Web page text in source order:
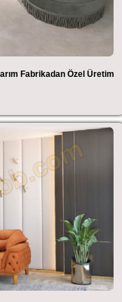
Fabrikadan Özel Üretim